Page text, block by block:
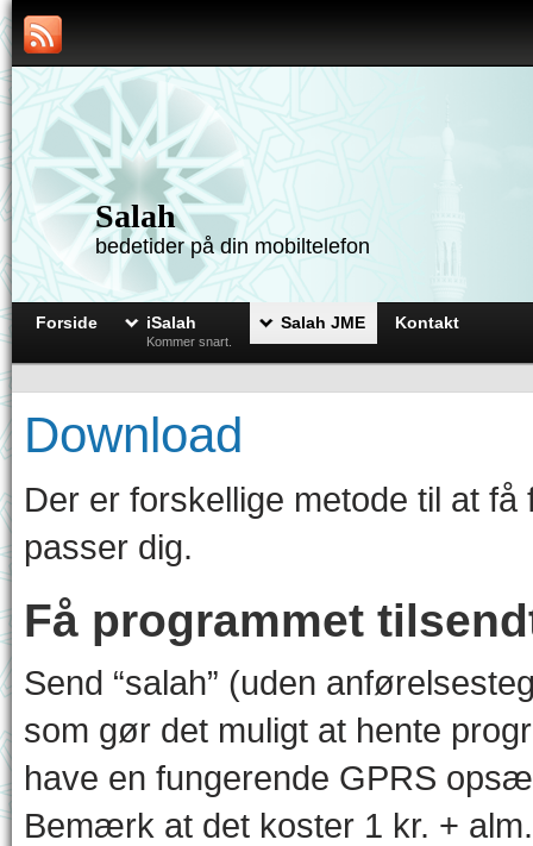
Salah
bedetider på din mobiltelefon
Forside iSalah
Kommer snart.
Salah JME Kontakt
Download
Der er forskellige metode til at
passer dig.
Få programmet
Send “salah” (uden
som gør det muligt at hente
have en fungerende GPRS
Bemærk at det koster 1 kr. +